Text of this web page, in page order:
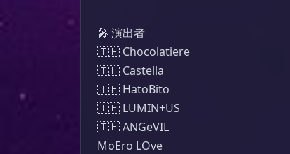
🎤 演出者
🇹🇭 Chocolatiere
🇹🇭 Castella
🇹🇭 HatoBito
🇹🇭 LUMIN+US
🇹🇭 ANGeVIL
MoEro LOve